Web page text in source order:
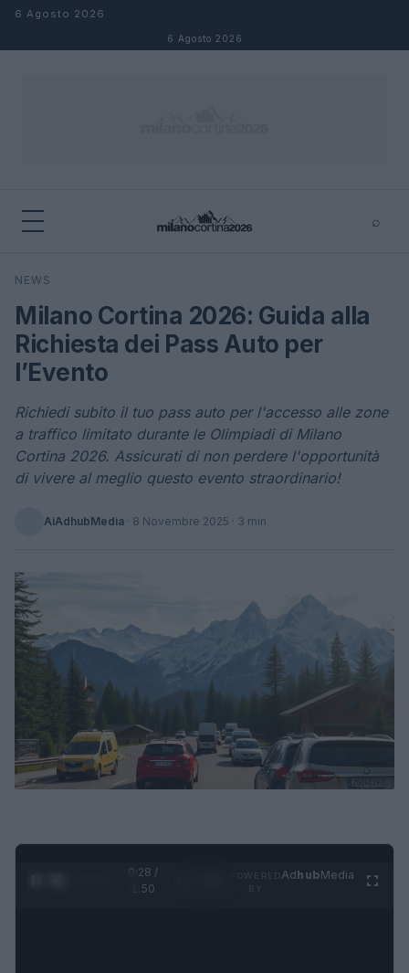
Salta al contenuto
6 Agosto 2026
6 Agosto 2026
⌕
Cerca
NEWS
Milano Cortina 2026: Guida alla
Richiesta dei Pass Auto per
l’Evento
Richiedi subito il tuo pass auto per l'accesso alle zone
a traffico limitato durante le Olimpiadi di Milano
Cortina 2026. Assicurati di non perdere l'opportunità
di vivere al meglio questo evento straordinario!
AiAdhubMedia · 8 Novembre 2025 · 3 min
0:28 /
1:50
AdhubMedia